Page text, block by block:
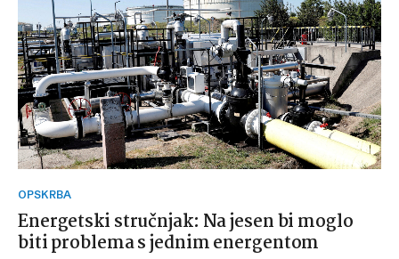
OPSKRBA
Energetski stručnjak: Na jesen bi moglo
biti problema s jednim energentom